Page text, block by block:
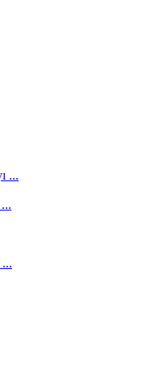
...